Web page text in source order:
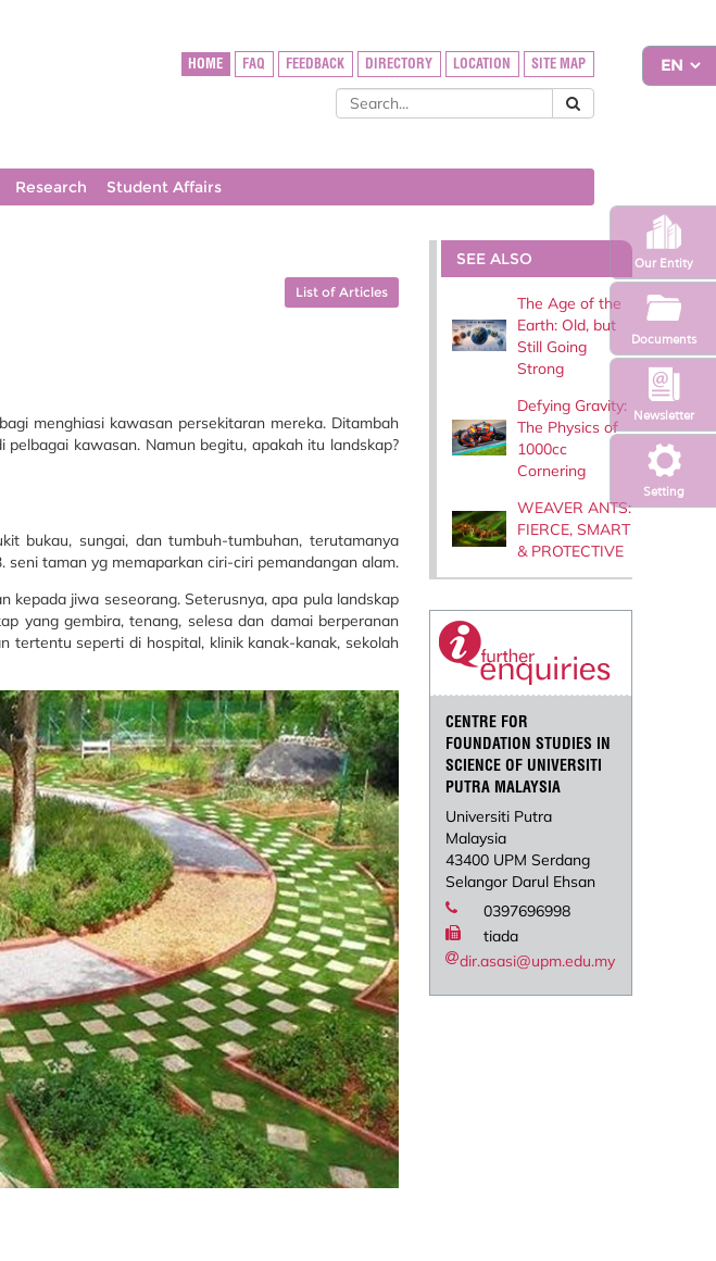
Setting
Newsletter
Our Entity
Documents
HOME FAQ FEEDBACK DIRECTORY LOCATION SITE MAP
Research Student Affairs
List of Articles
menghiasi kawasan persekitaran mereka. Ditambah
kawasan. Namun begitu, apakah itu landskap?
bukau, sungai, dan tumbuh-tumbuhan, terutama­nya
seni taman yg memaparkan ciri-ciri pemandangan alam.
kepada jiwa seseorang. Seterusnya, apa pula landskap
yang gembira, tenang, selesa dan damai berperanan
tertentu seperti di hospital, klinik kanak-kanak, sekolah
SEE ALSO
The Age of the
Earth: Old, but
Still Going
Strong
Defying Gravity:
The Physics of
1000cc
Cornering
WEAVER ANTS:
FIERCE, SMART
& PROTECTIVE
CENTRE FOR
FOUNDATION STUDIES IN
SCIENCE OF UNIVERSITI
PUTRA MALAYSIA
Universiti Putra
Malaysia
43400 UPM Serdang
Selangor Darul Ehsan
0397696998
tiada
dir.asasi@upm.edu.my